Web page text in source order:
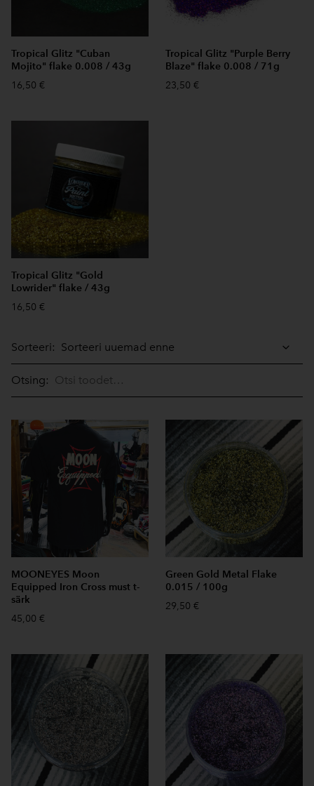
Tropical Glitz "Cuban
Mojito" flake 0.008 / 43g
16,50 €
Tropical Glitz "Purple Berry
Blaze" flake 0.008 / 71g
23,50 €
Tropical Glitz "Gold
Lowrider" flake / 43g
16,50 €
Sorteeri:
Otsing:
MOONEYES Moon
Equipped Iron Cross must t-
särk
45,00 €
Green Gold Metal Flake
0.015 / 100g
29,50 €